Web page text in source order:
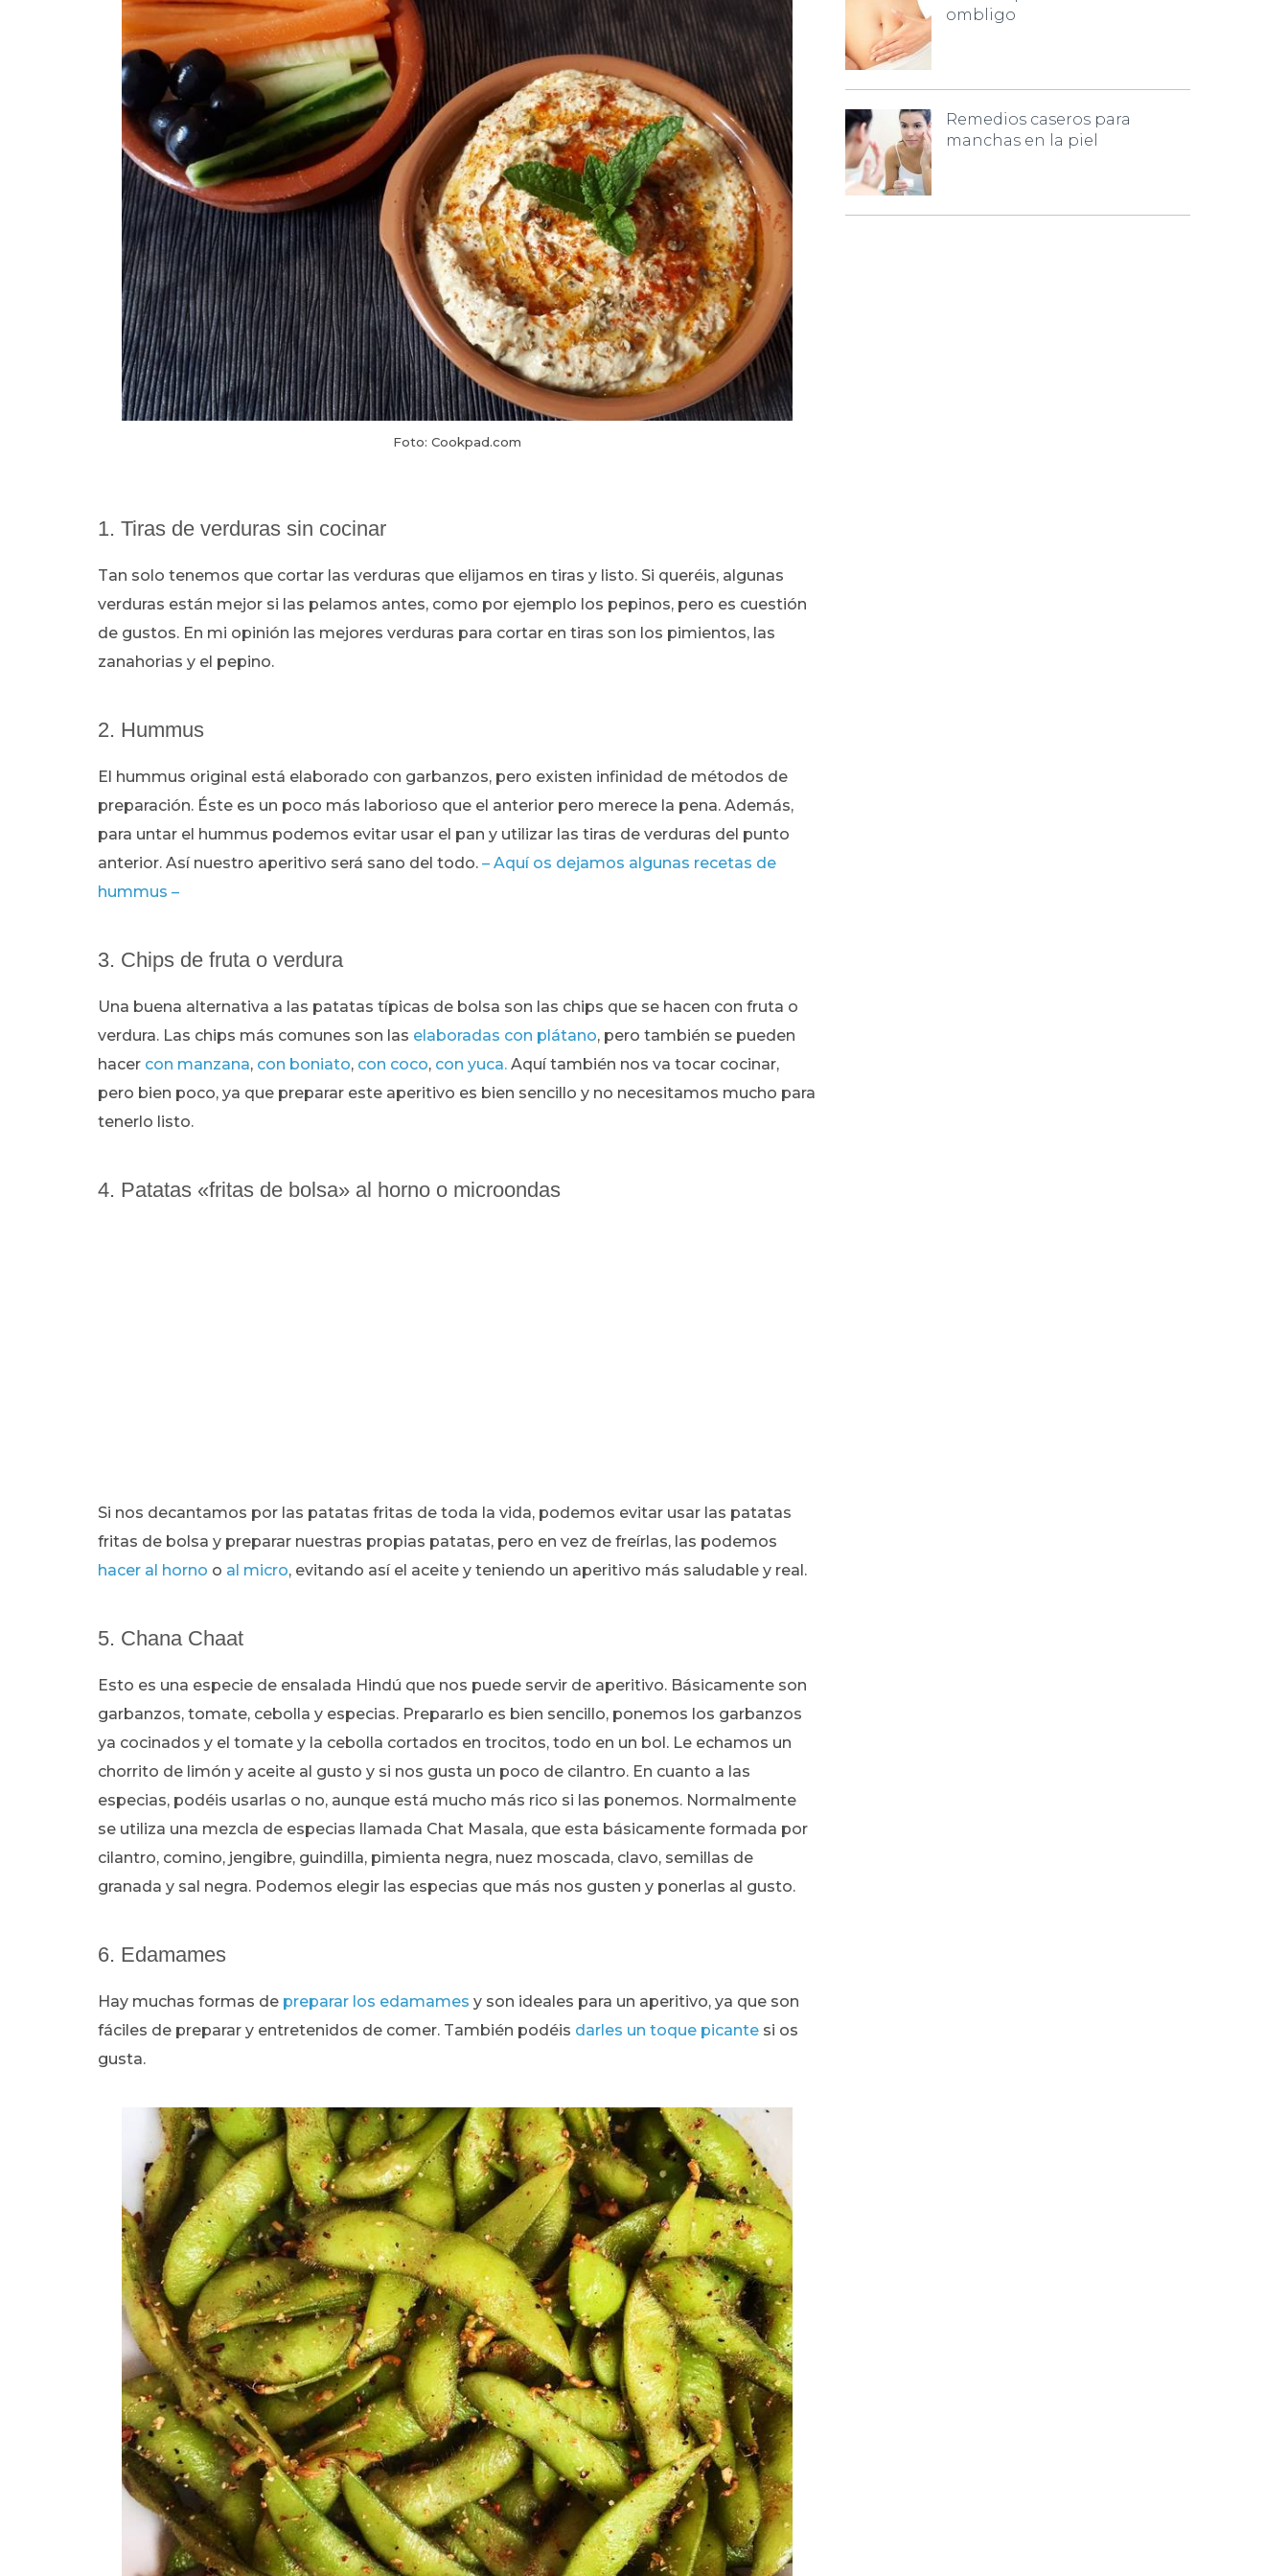
Foto: Cookpad.com
1. Tiras de verduras sin cocinar
Tan solo tenemos que cortar las verduras que elijamos en tiras y listo. Si queréis, algunas
verduras están mejor si las pelamos antes, como por ejemplo los pepinos, pero es cuestión
de gustos. En mi opinión las mejores verduras para cortar en tiras son los pimientos, las
zanahorias y el pepino.
2. Hummus
El hummus original está elaborado con garbanzos, pero existen infinidad de métodos de
preparación. Éste es un poco más laborioso que el anterior pero merece la pena. Además,
para untar el hummus podemos evitar usar el pan y utilizar las tiras de verduras del punto
anterior. Así nuestro aperitivo será sano del todo. – Aquí os dejamos algunas recetas de
hummus –
3. Chips de fruta o verdura
Una buena alternativa a las patatas típicas de bolsa son las chips que se hacen con fruta o
verdura. Las chips más comunes son las elaboradas con plátano, pero también se pueden
hacer con manzana, con boniato, con coco, con yuca. Aquí también nos va tocar cocinar,
pero bien poco, ya que preparar este aperitivo es bien sencillo y no necesitamos mucho para
tenerlo listo.
4. Patatas «fritas de bolsa» al horno o microondas
Si nos decantamos por las patatas fritas de toda la vida, podemos evitar usar las patatas
fritas de bolsa y preparar nuestras propias patatas, pero en vez de freírlas, las podemos
hacer al horno o al micro, evitando así el aceite y teniendo un aperitivo más saludable y real.
5. Chana Chaat
Esto es una especie de ensalada Hindú que nos puede servir de aperitivo. Básicamente son
garbanzos, tomate, cebolla y especias. Prepararlo es bien sencillo, ponemos los garbanzos
ya cocinados y el tomate y la cebolla cortados en trocitos, todo en un bol. Le echamos un
chorrito de limón y aceite al gusto y si nos gusta un poco de cilantro. En cuanto a las
especias, podéis usarlas o no, aunque está mucho más rico si las ponemos. Normalmente
se utiliza una mezcla de especias llamada Chat Masala, que esta básicamente formada por
cilantro, comino, jengibre, guindilla, pimienta negra, nuez moscada, clavo, semillas de
granada y sal negra. Podemos elegir las especias que más nos gusten y ponerlas al gusto.
6. Edamames
Hay muchas formas de preparar los edamames y son ideales para un aperitivo, ya que son
fáciles de preparar y entretenidos de comer. También podéis darles un toque picante si os
gusta.
ombligo
Remedios caseros para
manchas en la piel